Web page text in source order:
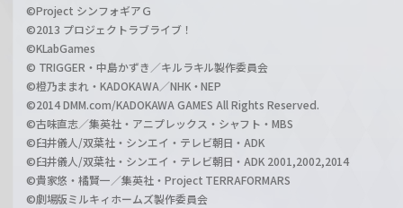
©Project シンフォギアＧ
©2013 プロジェクトラブライブ！
©KLabGames
© TRIGGER・中島かずき／キルラキル製作委員会
©橙乃ままれ・KADOKAWA／NHK・NEP
©2014 DMM.com/KADOKAWA GAMES All Rights Reserved.
©古味直志／集英社・アニプレックス・シャフト・MBS
©臼井儀人/双葉社・シンエイ・テレビ朝日・ADK
©臼井儀人/双葉社・シンエイ・テレビ朝日・ADK 2001,2002,2014
©貴家悠・橘賢一／集英社・Project TERRAFORMARS
©劇場版ミルキィホームズ製作委員会